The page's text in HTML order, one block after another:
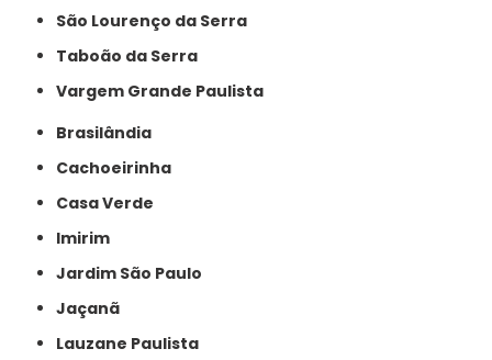
São Lourenço da Serra
Taboão da Serra
Vargem Grande Paulista
Brasilândia
Cachoeirinha
Casa Verde
Imirim
Jardim São Paulo
Jaçanã
Lauzane Paulista